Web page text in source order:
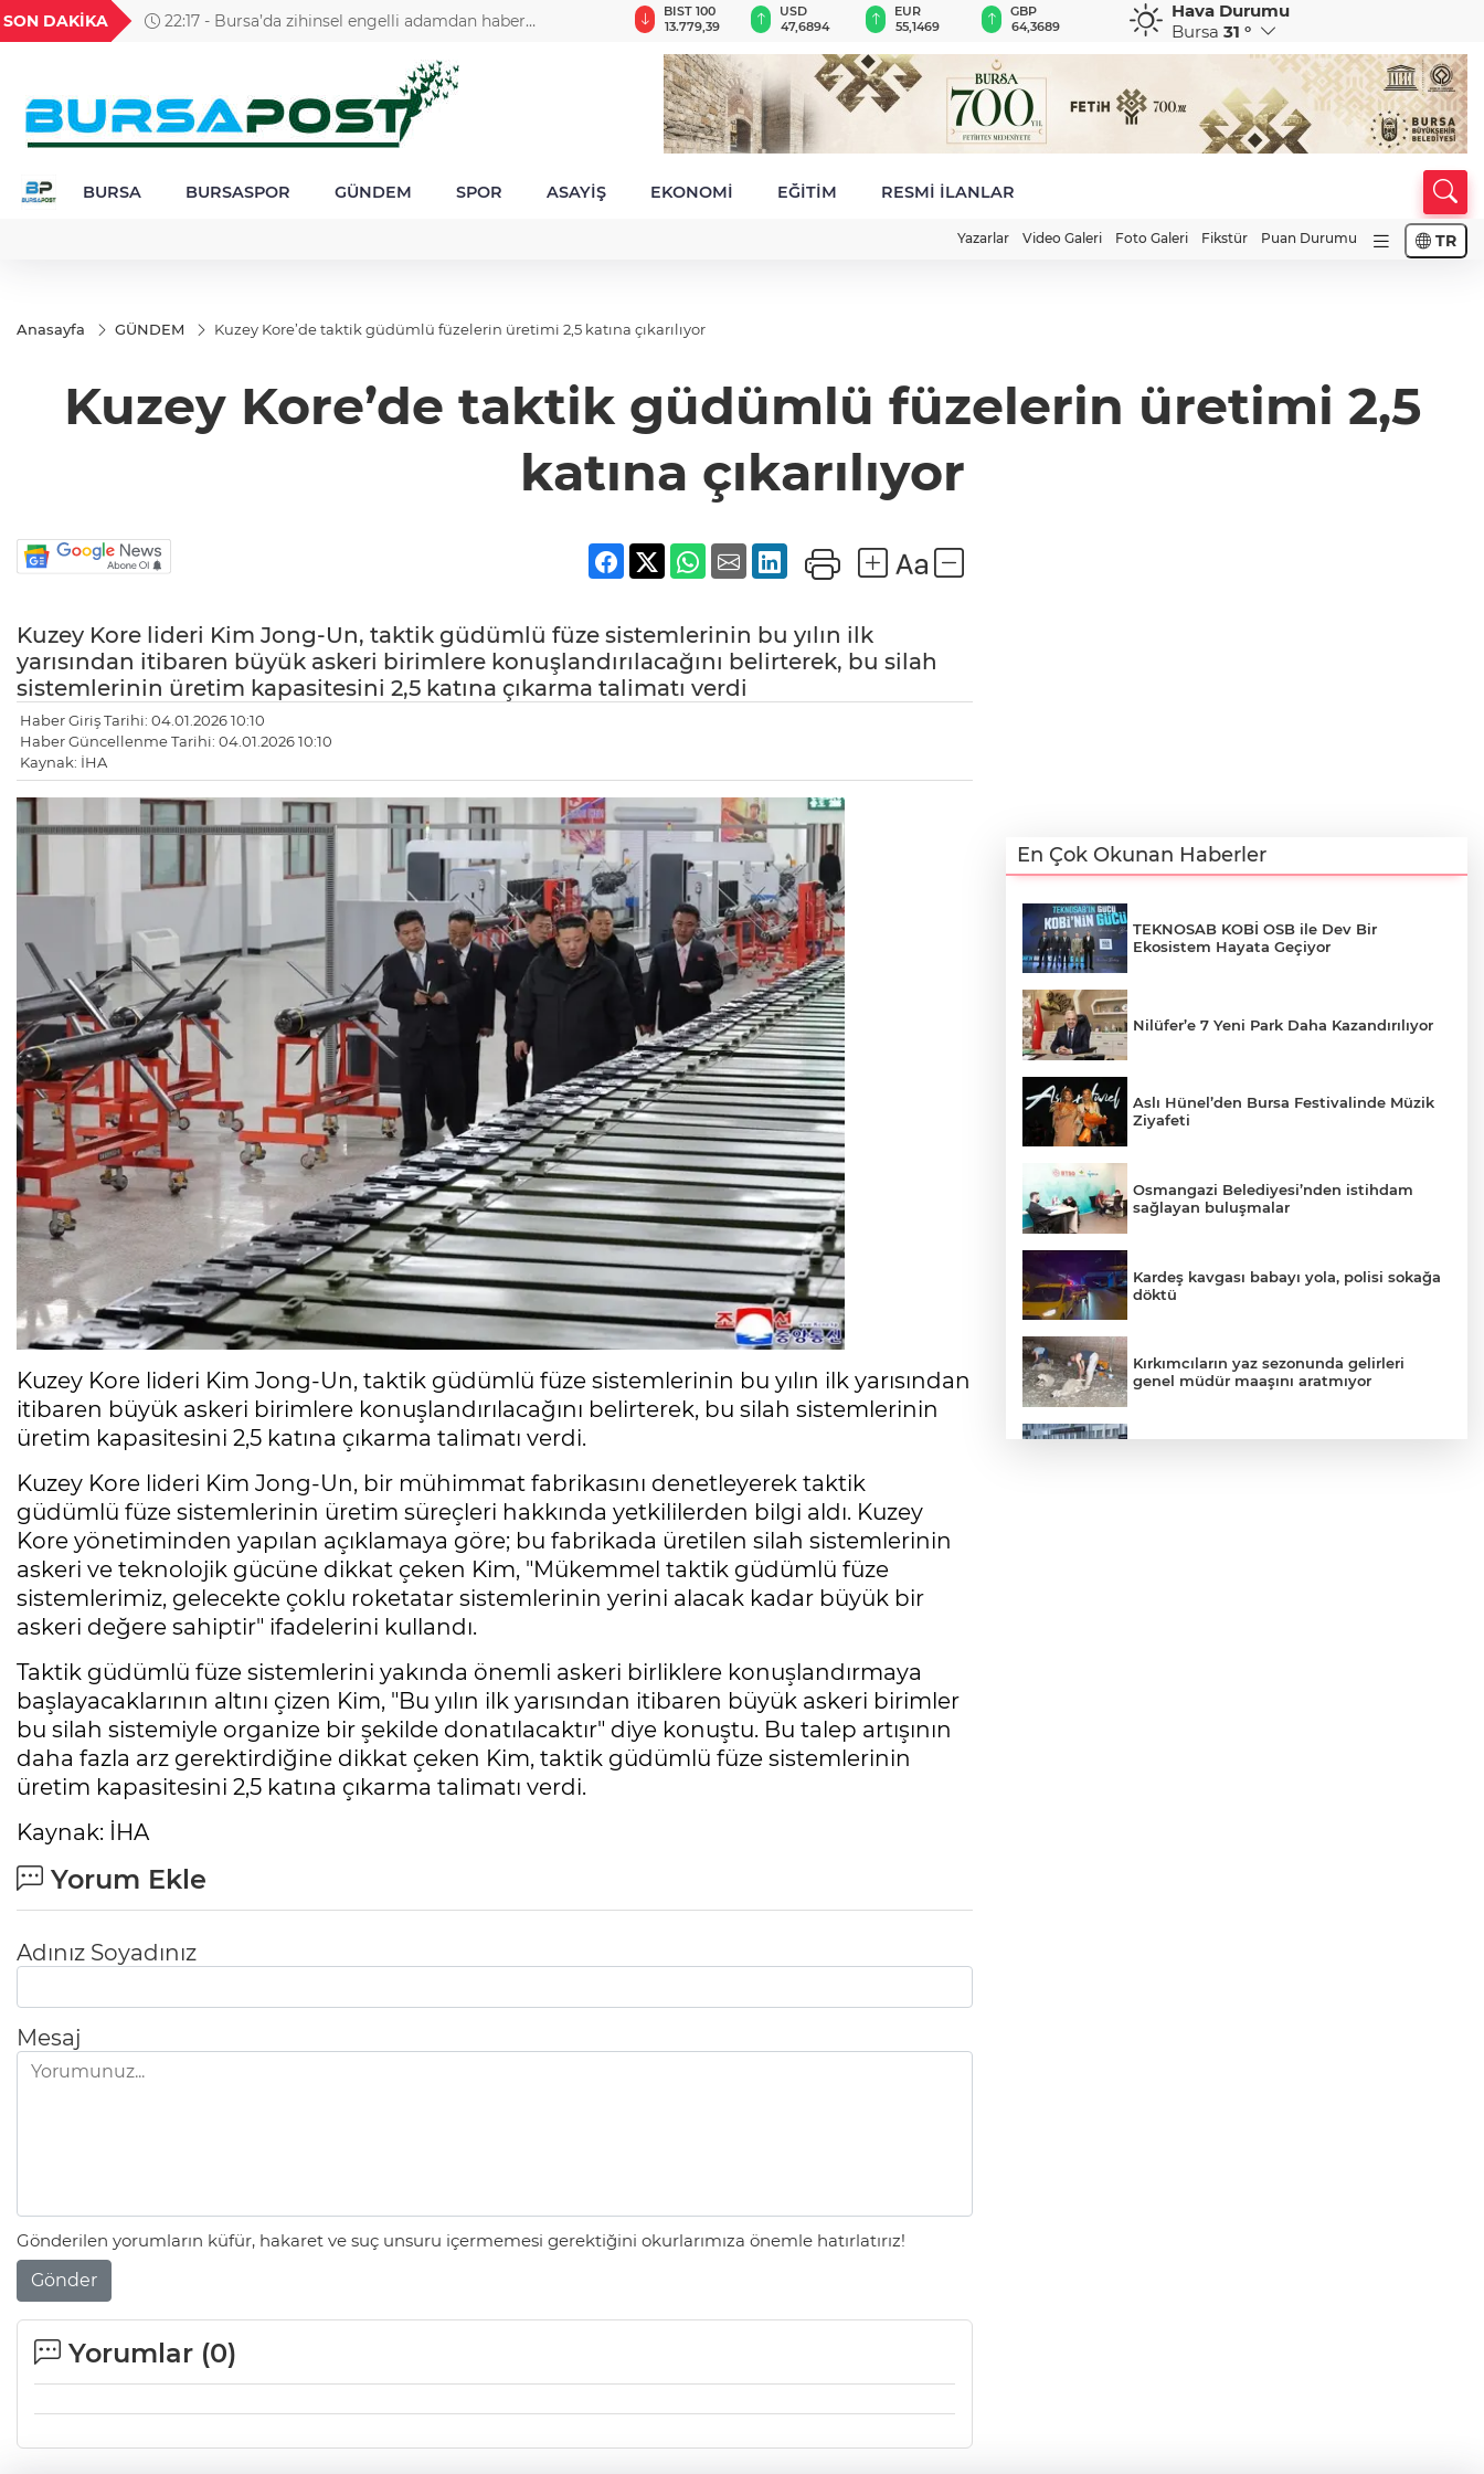
SON DAKİKA
22:17 - Bursa’da zihinsel engelli adamdan haber
18,2718
TND
16,3825
BGN
27,9743
VND
0,0018
BIST 100
13.779,39
USD
47,6894
EUR
55,1469
GBP
64,3689
CHF
59,0142
CAD
34,1909
Hava Durumu
Bursa 31 °
BURSA BURSASPOR GÜNDEM SPOR ASAYİŞ EKONOMİ EĞİTİM RESMİ İLANLAR
Yazarlar Video Galeri Foto Galeri Fikstür Puan Durumu TR
Anasayfa GÜNDEM Kuzey Kore’de taktik güdümlü füzelerin üretimi 2,5 katına çıkarılıyor
Kuzey Kore’de taktik güdümlü füzelerin üretimi 2,5
katına çıkarılıyor
Kuzey Kore lideri Kim Jong-Un, taktik güdümlü füze sistemlerinin bu yılın ilk
yarısından itibaren büyük askeri birimlere konuşlandırılacağını belirterek, bu silah
sistemlerinin üretim kapasitesini 2,5 katına çıkarma talimatı verdi
Haber Giriş Tarihi: 04.01.2026 10:10
Haber Güncellenme Tarihi: 04.01.2026 10:10
Kaynak: İHA
Kuzey Kore lideri Kim Jong-Un, taktik güdümlü füze sistemlerinin bu yılın ilk yarısından
itibaren büyük askeri birimlere konuşlandırılacağını belirterek, bu silah sistemlerinin
üretim kapasitesini 2,5 katına çıkarma talimatı verdi.
Kuzey Kore lideri Kim Jong-Un, bir mühimmat fabrikasını denetleyerek taktik
güdümlü füze sistemlerinin üretim süreçleri hakkında yetkililerden bilgi aldı. Kuzey
Kore yönetiminden yapılan açıklamaya göre; bu fabrikada üretilen silah sistemlerinin
askeri ve teknolojik gücüne dikkat çeken Kim, "Mükemmel taktik güdümlü füze
sistemlerimiz, gelecekte çoklu roketatar sistemlerinin yerini alacak kadar büyük bir
askeri değere sahiptir" ifadelerini kullandı.
Taktik güdümlü füze sistemlerini yakında önemli askeri birliklere konuşlandırmaya
başlayacaklarının altını çizen Kim, "Bu yılın ilk yarısından itibaren büyük askeri birimler
bu silah sistemiyle organize bir şekilde donatılacaktır" diye konuştu. Bu talep artışının
daha fazla arz gerektirdiğine dikkat çeken Kim, taktik güdümlü füze sistemlerinin
üretim kapasitesini 2,5 katına çıkarma talimatı verdi.
Kaynak: İHA
Yorum Ekle
Adınız Soyadınız
Mesaj
Gönderilen yorumların küfür, hakaret ve suç unsuru içermemesi gerektiğini okurlarımıza önemle hatırlatırız!
Gönder
Yorumlar (0)
En Çok Okunan Haberler
TEKNOSAB KOBİ OSB ile Dev Bir
Ekosistem Hayata Geçiyor
Nilüfer’e 7 Yeni Park Daha Kazandırılıyor
Aslı Hünel’den Bursa Festivalinde Müzik
Ziyafeti
Osmangazi Belediyesi’nden istihdam
sağlayan buluşmalar
Kardeş kavgası babayı yola, polisi sokağa
döktü
Kırkımcıların yaz sezonunda gelirleri
genel müdür maaşını aratmıyor